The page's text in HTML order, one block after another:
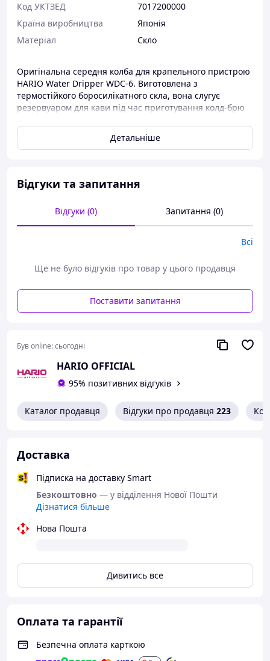
Код УКТЗЕД
7017200000
Країна виробництва
Японія
Матеріал
Скло
Оригінальна середня колба для крапельного пристрою
HARIO Water Dripper WDC-6. Виготовлена з
термостійкого боросилікатного скла, вона слугує
резервуаром для кави під час приготування колд-брю
заміни пошкодженої або втраченої частини.
Боросилікатне скло - термостійкість і
Повна сумісність з моделлю HARIO WDC-6
Зберігає чистоту смаку під час приготування
Наш експертний підхід:
лише фірмові скляні частини HARIO для збереження
смаку.
холодного заварювання
Країна виробництва: Японія
уникнути мікроподряпин - це збереже прозорість скла і
його довговічність.
Детальніше
Відгуки та запитання
Відгуки (0) Запитання (0)
Всі
Ще не було відгуків про товар у цього продавця
Поставити запитання
Був online:сьогодні
HARIO OFFICIAL
95% позитивних відгуків
Каталог продавця Відгуки про продавця 223
Доставка
Підписка на доставку Smart
Безкоштовно — у відділення Нової Пошти
Дізнатися більше
Нова Пошта
Дивитись все
Оплата та гарантії
Безпечна оплата карткою